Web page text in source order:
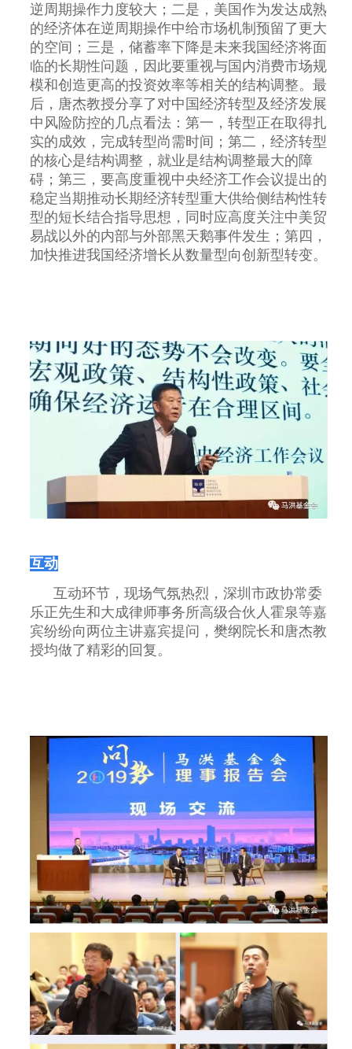
逆周期操作力度较大；二是，美国作为发达成熟
的经济体在逆周期操作中给市场机制预留了更大
的空间；三是，储蓄率下降是未来我国经济将面
临的长期性问题，因此要重视与国内消费市场规
模和创造更高的投资效率等相关的结构调整。最
后，唐杰教授分享了对中国经济转型及经济发展
中风险防控的几点看法：第一，转型正在取得扎
实的成效，完成转型尚需时间；第二，经济转型
的核心是结构调整，就业是结构调整最大的障
碍；第三，要高度重视中央经济工作会议提出的
稳定当期推动长期经济转型重大供给侧结构性转
型的短长结合指导思想，同时应高度关注中美贸
易战以外的内部与外部黑天鹅事件发生；第四，
加快推进我国经济增长从数量型向创新型转变。
互动
互动环节，现场气氛热烈，深圳市政协常委
乐正先生和大成律师事务所高级合伙人霍泉等嘉
宾纷纷向两位主讲嘉宾提问，樊纲院长和唐杰教
授均做了精彩的回复。